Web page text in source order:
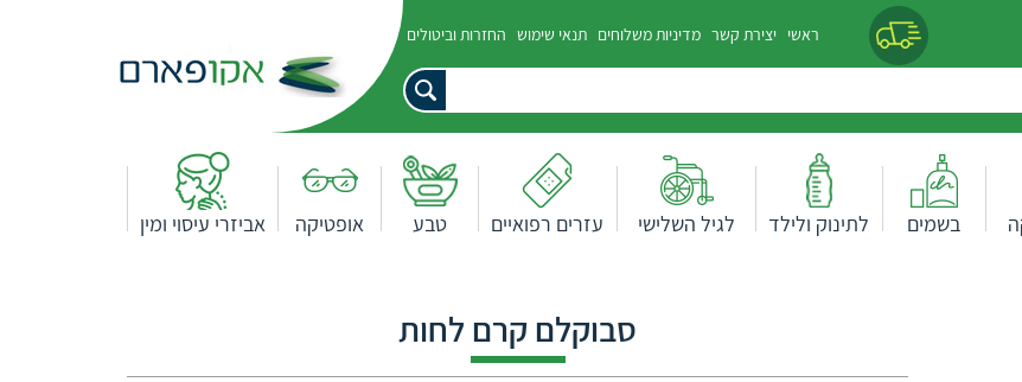
ראשי יצירת קשר מדיניות משלוחים תנאי שימוש החזרות וביטולים
בשמים לתינוק ולילד לגיל השלישי עזרים רפואיים טבע אופטיקה אביזרי עיסוי ומין
סבוקלם קרם לחות